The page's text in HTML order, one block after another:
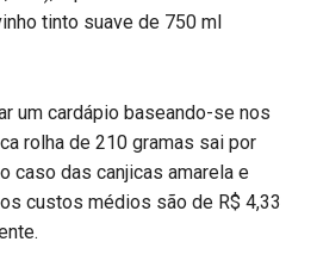
tinto suave de 750 ml
um cardápio baseando-se nos
rolha de 210 gramas sai por
caso das canjicas amarela e
custos médios são de R$ 4,33